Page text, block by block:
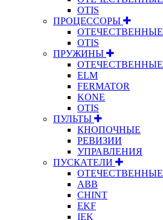
OTIS
ПРОЦЕССОРЫ
ОТЕЧЕСТВЕННЫЕ
OTIS
ПРУЖИНЫ
ОТЕЧЕСТВЕННЫЕ
ELM
FERMATOR
KONE
OTIS
ПУЛЬТЫ
КНОПОЧНЫЕ
РЕВИЗИИ
УПРАВЛЕНИЯ
ПУСКАТЕЛИ
ОТЕЧЕСТВЕННЫЕ
ABB
CHINT
EKF
IEK